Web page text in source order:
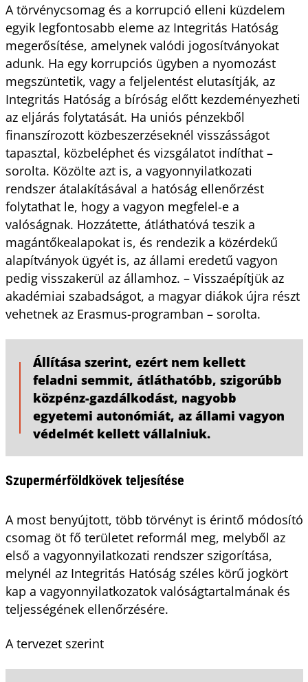
A törvénycsomag és a korrupció elleni küzdelem
egyik legfontosabb eleme az Integritás Hatóság
megerősítése, amelynek valódi jogosítványokat
adunk. Ha egy korrupciós ügyben a nyomozást
megszüntetik, vagy a feljelentést elutasítják, az
Integritás Hatóság a bíróság előtt kezdeményezheti
az eljárás folytatását. Ha uniós pénzekből
finanszírozott közbeszerzéseknél visszásságot
tapasztal, közbeléphet és vizsgálatot indíthat –
sorolta. Közölte azt is, a vagyonnyilatkozati
rendszer átalakításával a hatóság ellenőrzést
folytathat le, hogy a vagyon megfelel-e a
valóságnak. Hozzátette, átláthatóvá teszik a
magántőkealapokat is, és rendezik a közérdekű
alapítványok ügyét is, az állami eredetű vagyon
pedig visszakerül az államhoz. – Visszaépítjük az
akadémiai szabadságot, a magyar diákok újra részt
vehetnek az Erasmus-programban – sorolta.
Állítása szerint, ezért nem kellett
feladni semmit, átláthatóbb, szigorúbb
közpénz-gazdálkodást, nagyobb
egyetemi autonómiát, az állami vagyon
védelmét kellett vállalniuk.
Szupermérföldkövek teljesítése
A most benyújtott, több törvényt is érintő módosító
csomag öt fő területet reformál meg, melyből az
első a vagyonnyilatkozati rendszer szigorítása,
melynél az Integritás Hatóság széles körű jogkört
kap a vagyonnyilatkozatok valóságtartalmának és
teljességének ellenőrzésére.
A tervezet szerint